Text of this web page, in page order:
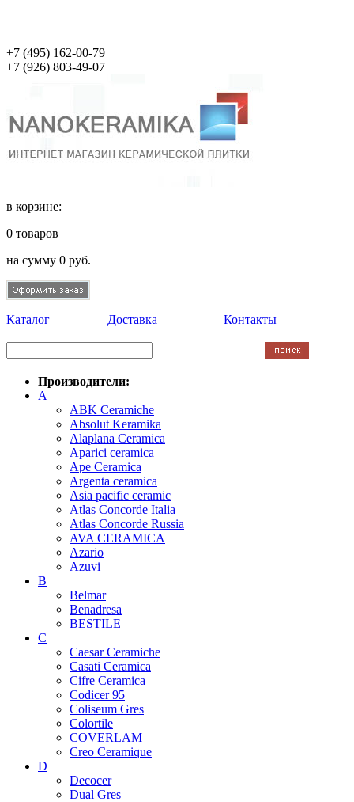
+7 (495) 162-00-79
+7 (926) 803-49-07
в корзине:
0 товаров
на сумму 0 руб.
Каталог Доставка Контакты
Производители:
A
ABK Ceramiche
Absolut Keramika
Alaplana Ceramica
Aparici ceramica
Ape Ceramica
Argenta ceramica
Asia pacific ceramic
Atlas Concorde Italia
Atlas Concorde Russia
AVA CERAMICA
Azario
Azuvi
B
Belmar
Benadresa
BESTILE
C
Caesar Ceramiche
Casati Ceramica
Cifre Ceramica
Codicer 95
Coliseum Gres
Colortile
COVERLAM
Creo Ceramique
D
Decocer
Dual Gres